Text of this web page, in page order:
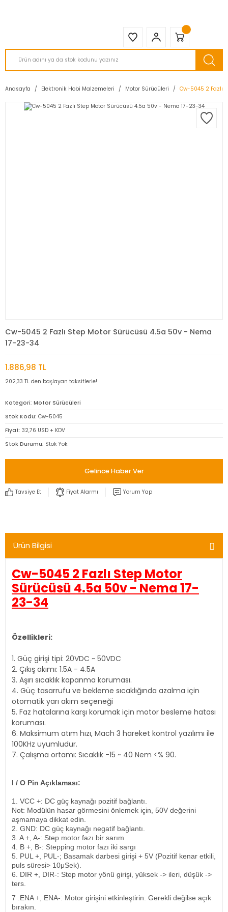
Anasayfa Elektronik Hobi Malzemeleri Motor Sürücüleri Cw-5045 2 Fazlı
Cw-5045 2 Fazlı Step Motor Sürücüsü 4.5a 50v - Nema
17-23-34
1.886,98 TL
202,33 TL den başlayan taksitlerle!
Kategori Motor Sürücüleri
Stok Kodu Cw-5045
Fiyat 32,76 USD + KDV
Stok Durumu Stok Yok
Gelince Haber Ver
Tavsiye Et Fiyat Alarmı Yorum Yap
Ürün Bilgisi
Cw-5045 2 Fazlı Step Motor
Sürücüsü 4.5a 50v - Nema 17-
23-34
Özellikleri:
1. Güç girişi tipi: 20VDC ~ 50VDC
2. Çıkış akımı: 1.5A - 4.5A
3. Aşırı sıcaklık kapanma koruması.
4. Güç tasarrufu ve bekleme sıcaklığında azalma için
otomatik yarı akım seçeneği
5. Faz hatalarına karşı korumak için motor besleme hatası
koruması.
6. Maksimum atım hızı, Mach 3 hareket kontrol yazılımı ile
100KHz uyumludur.
7. Çalışma ortamı: Sıcaklık -15 ~ 40 Nem <% 90.
I / O Pin Açıklaması:
1. VCC +: DC güç kaynağı pozitif bağlantı.
Not: Modülün hasar görmesini önlemek için, 50V değerini
aşmamaya dikkat edin.
2. GND: DC güç kaynağı negatif bağlantı.
3. A +, A-: Step motor fazı bir sarım
4. B +, B-: Stepping motor fazı iki sargı
5. PUL +, PUL-; Basamak darbesi girişi + 5V (Pozitif kenar etkili,
puls süresi> 10μSek).
6. DIR +, DIR-: Step motor yönü girişi, yüksek -> ileri, düşük ->
ters.
7 .ENA +, ENA-: Motor girişini etkinleştirin. Gerekli değilse açık
bırakın.